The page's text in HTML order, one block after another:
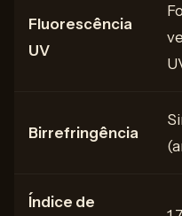
Fluorescência
UV
Birrefringência
Índice de